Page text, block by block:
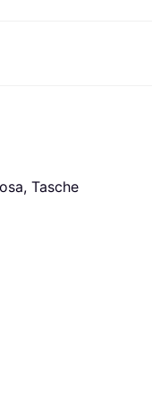
Tasche